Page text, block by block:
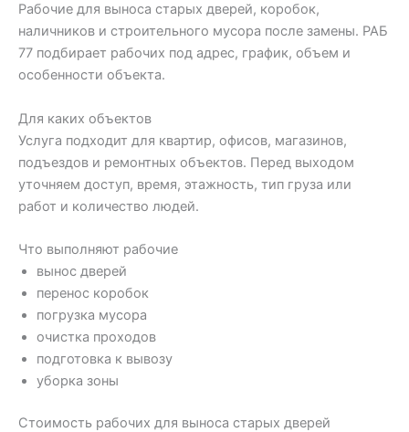
Рабочие для выноса старых дверей, коробок,
наличников и строительного мусора после замены. РАБ
77 подбирает рабочих под адрес, график, объем и
особенности объекта.
Для каких объектов
Услуга подходит для квартир, офисов, магазинов,
подъездов и ремонтных объектов. Перед выходом
уточняем доступ, время, этажность, тип груза или
работ и количество людей.
Что выполняют рабочие
вынос дверей
перенос коробок
погрузка мусора
очистка проходов
подготовка к вывозу
уборка зоны
Стоимость рабочих для выноса старых дверей